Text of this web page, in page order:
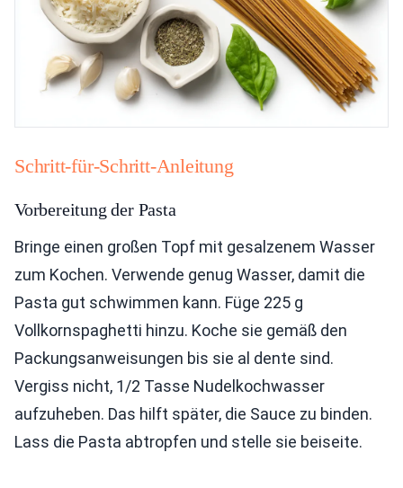
Schritt-für-Schritt-Anleitung
Vorbereitung der Pasta
Bringe einen großen Topf mit gesalzenem Wasser
zum Kochen. Verwende genug Wasser, damit die
Pasta gut schwimmen kann. Füge 225 g
Vollkornspaghetti hinzu. Koche sie gemäß den
Packungsanweisungen bis sie al dente sind.
Vergiss nicht, 1/2 Tasse Nudelkochwasser
aufzuheben. Das hilft später, die Sauce zu binden.
Lass die Pasta abtropfen und stelle sie beiseite.